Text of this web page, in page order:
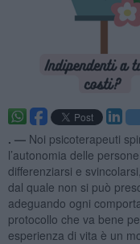
. — Noi psicoterapeuti
l’autonomia delle
differenziarsi e
dal quale non si può
adeguando ogni
protocollo che va bene
esperienza di vita è un